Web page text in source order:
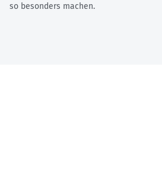
so besonders machen.